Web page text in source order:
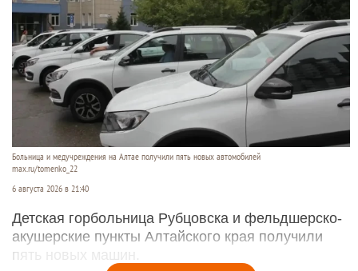
Больница и медучреждения на Алтае получили пять новых автомобилей
max.ru/tomenko_22
6 августа 2026 в 21:40
Детская горбольница Рубцовска и фельдшерско-
акушерские пункты Алтайского края получили
пять новых машин.